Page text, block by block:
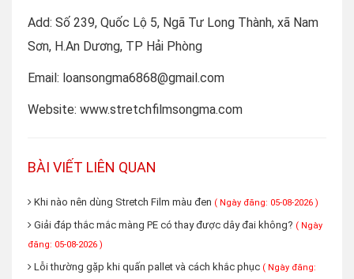
Add: Số 239, Quốc Lộ 5, Ngã Tư Long Thành, xã Nam
Sơn, H.An Dương, TP Hải Phòng
Email: loansongma6868@gmail.com
Website: www.stretchfilmsongma.com
BÀI VIẾT LIÊN QUAN
Khi nào nên dùng Stretch Film màu đen ( Ngày đăng: 05-08-2026 )
Giải đáp thắc mắc màng PE có thay được dây đai không? ( Ngày
đăng: 05-08-2026 )
Lỗi thường gặp khi quấn pallet và cách khắc phục ( Ngày đăng: